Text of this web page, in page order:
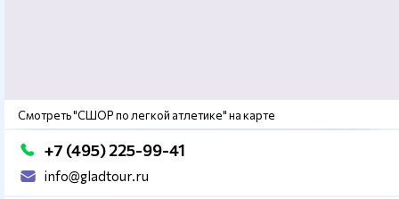
Смотреть "СШОР по легкой атлетике" на карте
+7 (495) 225-99-41
info@gladtour.ru